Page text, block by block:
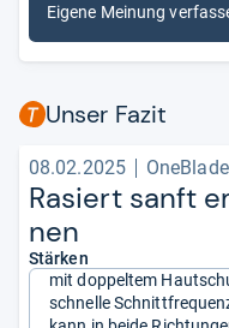
Eigene Meinung
Unser Fazit
08.02.2025
Rasiert sanft
nen
Stärken
mit doppeltem
schnelle